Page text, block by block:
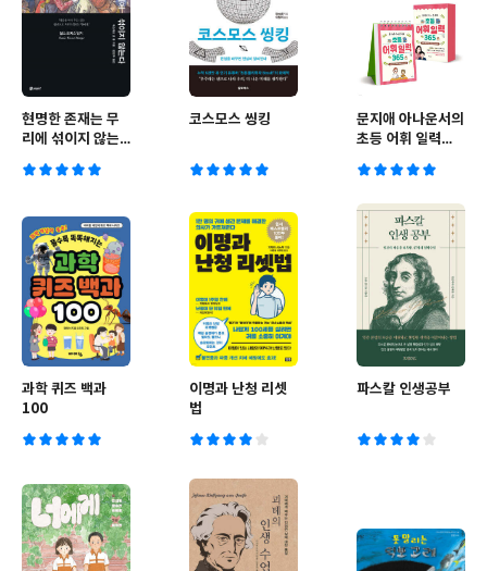
현명한 존재는 무
리에 섞이지 않는
코스모스 씽킹
문지애 아나운서의
초등 어휘 일력
과학 퀴즈 백과
100
이명과 난청 리셋
법
파스칼 인생공부